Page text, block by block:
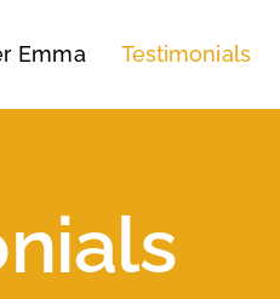
Emma Testimonials